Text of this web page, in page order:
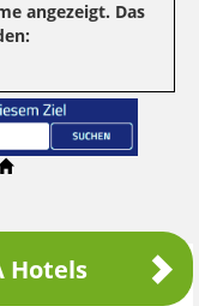
angezeigt. Das
Hotels